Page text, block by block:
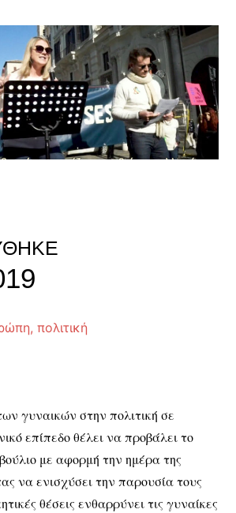
,πολιτική
γυναικών στην πολιτική σε
επίπεδο θέλει να προβάλει το
με αφορμή την ημέρα της
να ενισχύσει την παρουσία τους
θέσεις ενθαρρύνει τις γυναίκες